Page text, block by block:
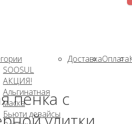
SOOSUL
АКЦИЯ!
Альгинатная
маска
Бьюти девайсы
ДоставкаОплата
пенка с